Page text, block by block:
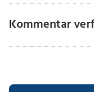
Kommentar